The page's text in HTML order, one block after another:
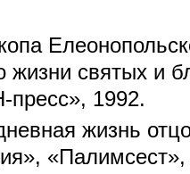
жизни святых и
1992.
жизнь